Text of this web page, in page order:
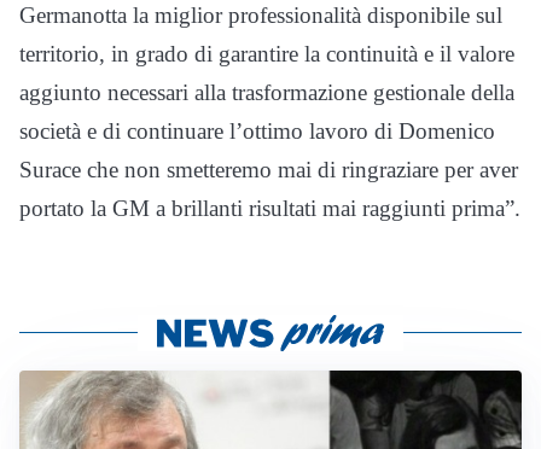
Germanotta la miglior professionalità disponibile sul
territorio, in grado di garantire la continuità e il valore
aggiunto necessari alla trasformazione gestionale della
società e di continuare l’ottimo lavoro di Domenico
Surace che non smetteremo mai di ringraziare per aver
portato la GM a brillanti risultati mai raggiunti prima”.